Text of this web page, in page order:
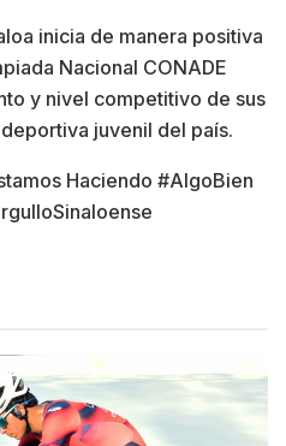
inicia de manera positiva
Nacional CONADE
y nivel competitivo de sus
juvenil del país.
Haciendo #AlgoBien